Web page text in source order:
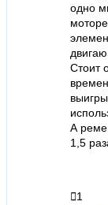
одно
Стоит
А
1,5
1